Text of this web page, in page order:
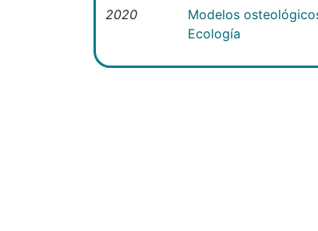
2020
Modelos
Ecología